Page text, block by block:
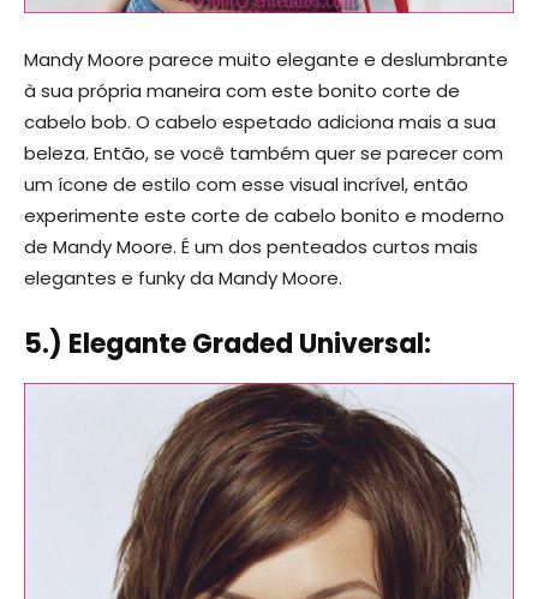
Mandy Moore parece muito elegante e deslumbrante
à sua própria maneira com este bonito corte de
cabelo bob. O cabelo espetado adiciona mais a sua
beleza. Então, se você também quer se parecer com
um ícone de estilo com esse visual incrível, então
experimente este corte de cabelo bonito e moderno
de Mandy Moore. É um dos penteados curtos mais
elegantes e funky da Mandy Moore.
5.) Elegante Graded Universal: